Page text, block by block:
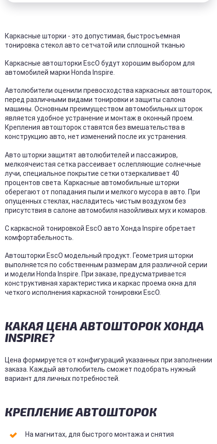
Каркасные шторки - это допустимая, быстросъемная
тонировка стекол авто сетчатой или сплошной тканью
Каркасные автошторки EscO будут хорошим выбором для
автомобилей марки Honda Inspire.
Автолюбители оценили превосходства каркасных автошторок,
перед различными видами тонировки и защиты салона
машины. Основным преимуществом автомобильных шторок
является удобное устранение и монтаж в оконный проем.
Крепления автошторок ставятся без вмешательства в
конструкцию авто, нет изменений после их устранения.
Авто шторки защитят автолюбителей и пассажиров,
мелкоячеистая сетка рассеивает ослепляющие солнечные
лучи, специальное покрытие сетки отзеркаливает 40
процентов света. Каркасные автомобильные шторки
оберегают от попадания пыли и мелкого мусора в авто. При
опущенных стеклах, насладитесь чистым воздухом без
присутствия в салоне автомобиля назойливых мух и комаров.
С каркасной тонировкой EscO авто Хонда Inspire обретает
комфортабельность.
Автошторки EscO модельный продукт. Геометрия шторки
выполняется по собственным размерам для различной серии
и модели Honda Inspire. При заказе, предусматривается
конструктивная характеристика и каркас проема окна для
четкого исполнения каркасной тонировки EscO.
КАКАЯ ЦЕНА АВТОШТОРОК ХОНДА
INSPIRE?
Цена формируется от конфигураций указанных при заполнении
заказа. Каждый автолюбитель сможет подобрать нужный
вариант для личных потребностей.
КРЕПЛЕНИЕ АВТОШТОРОК
На магнитах, для быстрого монтажа и снятия